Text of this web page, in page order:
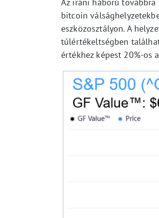
bitcoin
eszközosztályon. A
túlértékeltségben
értékhez képest 20%-os